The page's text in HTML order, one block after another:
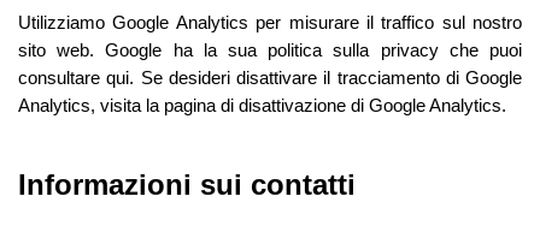
Utilizziamo Google Analytics per misurare il traffico sul nostro
sito web. Google ha la sua politica sulla privacy che puoi
consultare qui. Se desideri disattivare il tracciamento di Google
Analytics, visita la pagina di disattivazione di Google Analytics.
Informazioni sui contatti